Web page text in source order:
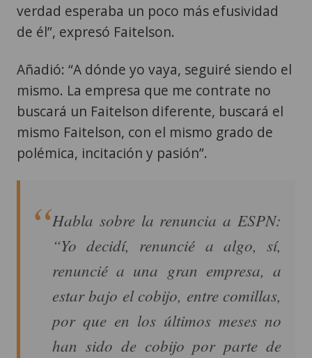
verdad esperaba un poco más efusividad
de él”, expresó Faitelson.
Añadió: “A dónde yo vaya, seguiré siendo el
mismo. La empresa que me contrate no
buscará un Faitelson diferente, buscará el
mismo Faitelson, con el mismo grado de
polémica, incitación y pasión”.
Habla sobre la renuncia a ESPN:
“Yo decidí, renuncié a algo, sí,
renuncié a una gran empresa, a
estar bajo el cobijo, entre comillas,
por que en los últimos meses no
han sido de cobijo por parte de